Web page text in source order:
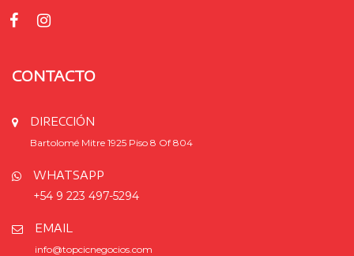
CONTACTO
DIRECCIÓN
Bartolomé Mitre 1925 Piso 8 Of 804
WHATSAPP
+54 9 223 497-5294
EMAIL
info@topcicnegocios.com